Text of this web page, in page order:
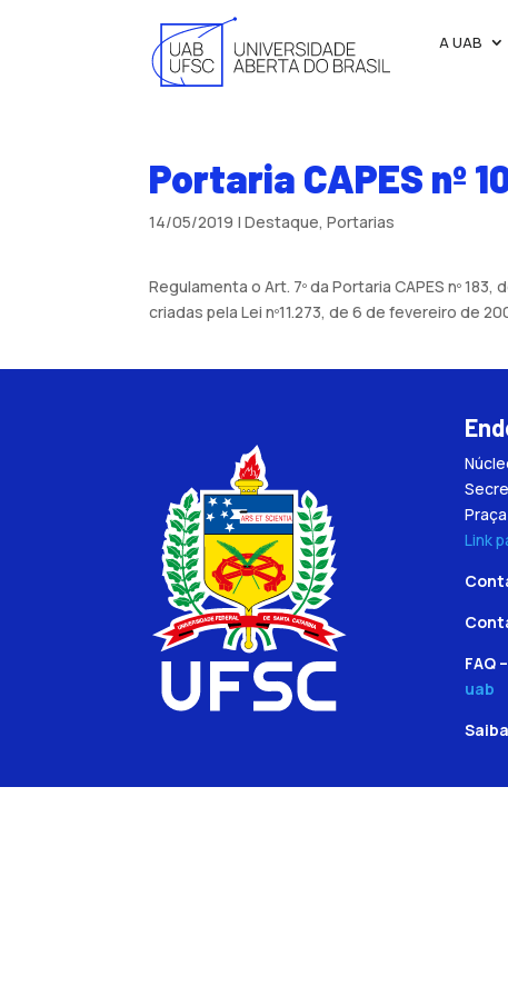
A UAB
Portaria CAPES nº
14/05/2019 |Destaque,Portarias
Regulamenta o Art. 7º da Portaria CAPES nº
criadas pela Lei nº11.273, de 6 de fevereiro de
Link
FAQ
uab